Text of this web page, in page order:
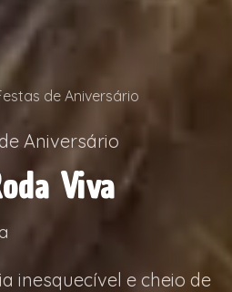
de Aniversário
Aniversário
Viva
inesquecível e cheio de